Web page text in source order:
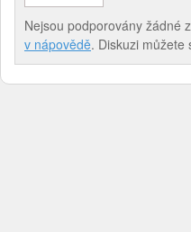
Nejsou podporovány žádné
v nápovědě. Diskuzi můžete